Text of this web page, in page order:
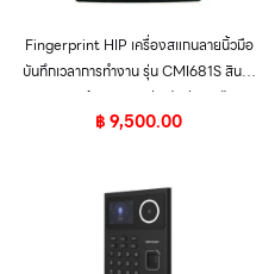
Fingerprint HIP เครื่องสแกนลายนิ้วมือ
บันทึกเวลาการทำงาน รุ่น CMI681S สินค้า
ของแท้ จาก HIP รับประกัน 2 ปี
฿9,500.00